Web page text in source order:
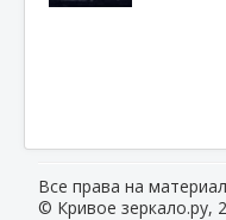
Все права на
© Кривое зеркало.ру,